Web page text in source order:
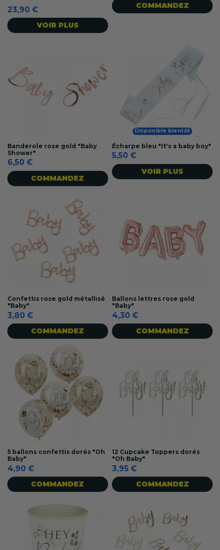
23,90 €
VOIR PLUS
COMMANDEZ
Banderole rose gold "Baby
Shower"
6,50 €
COMMANDEZ
Disponible bientôt
Écharpe bleu "It's a baby boy"
5,50 €
VOIR PLUS
Confettis rose gold métallisé
"Baby"
3,80 €
COMMANDEZ
Ballons lettres rose gold
"Baby"
4,30 €
COMMANDEZ
5 ballons confettis dorés "Oh
Baby"
4,90 €
COMMANDEZ
12 Cupcake Toppers dorés
"Oh Baby"
3,95 €
COMMANDEZ